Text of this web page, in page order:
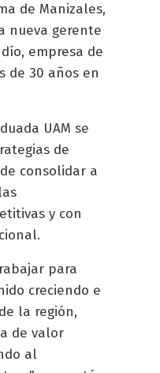
de Manizales,
nueva gerente
empresa de
de 30 años en
UAM se
de
consolidar a
y con
para
creciendo e
la región,
de valor
al